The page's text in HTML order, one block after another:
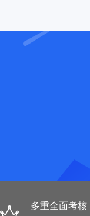
多重全面考核